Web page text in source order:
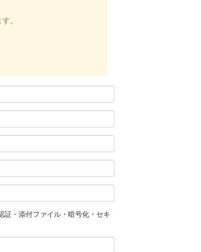
。
証・添付ファイル・暗号化・セキ